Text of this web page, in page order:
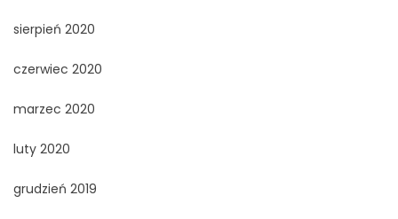
sierpień 2020
czerwiec 2020
marzec 2020
luty 2020
grudzień 2019